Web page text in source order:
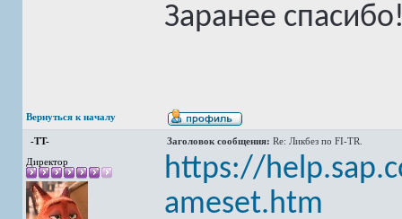
Заранее
Вернуться к началу
-TT- Заголовок сообщения: Re: Ликбез по FI-TR.
Директор
https://
ameset.htm